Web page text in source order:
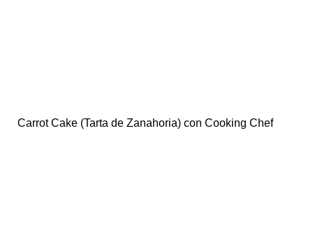
Carrot Cake (Tarta de Zanahoria) con Cooking Chef